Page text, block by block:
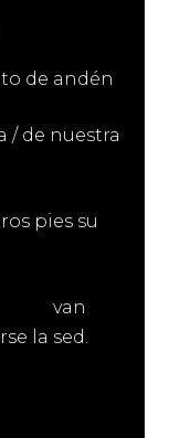
de andén
de nuestra
su
la sed.